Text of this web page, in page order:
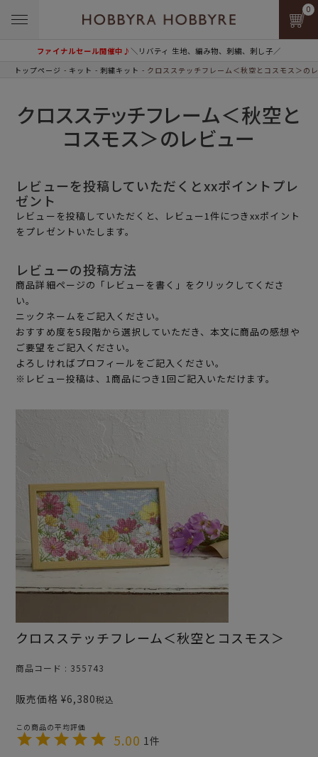
ファイナルセール開催中♪＼リバティ 生地、編み物、刺繍、刺し子／
0
トップページ キット 刺繍キット クロスステッチフレーム＜秋空とコスモス＞の
クロスステッチフレーム＜秋空と
コスモス＞のレビュー
レビューを投稿していただくとxxポイントプレ
ゼント
レビューを投稿していただくと、レビュー1件につきxxポイント
をプレゼントいたします。
レビューの投稿方法
商品詳細ページの「レビューを書く」をクリックしてくださ
い。
ニックネームをご記入ください。
おすすめ度を5段階から選択していただき、本文に商品の感想や
ご要望をご記入ください。
よろしければプロフィールをご記入ください。
※レビュー投稿は、1商品につき1回ご記入いただけます。
クロスステッチフレーム＜秋空とコスモス＞
商品コード 355743
販売価格 ¥6,380税込
5.00 1